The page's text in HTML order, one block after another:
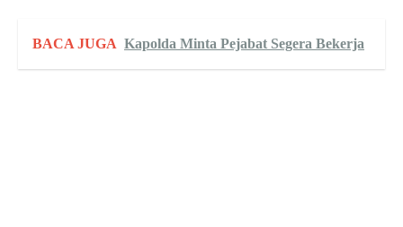
BACA JUGA Kapolda Minta Pejabat Segera Bekerja